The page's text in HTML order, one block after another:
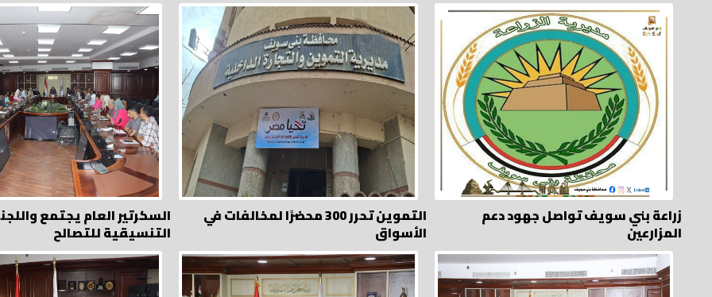
زراعة بني سويف تواصل جهود دعم
المزارعين
التموين تحرر 300 محضرًا لمخالفات في
الأسواق
السكرتير العام يجتمع
التنسيقية للتصالح